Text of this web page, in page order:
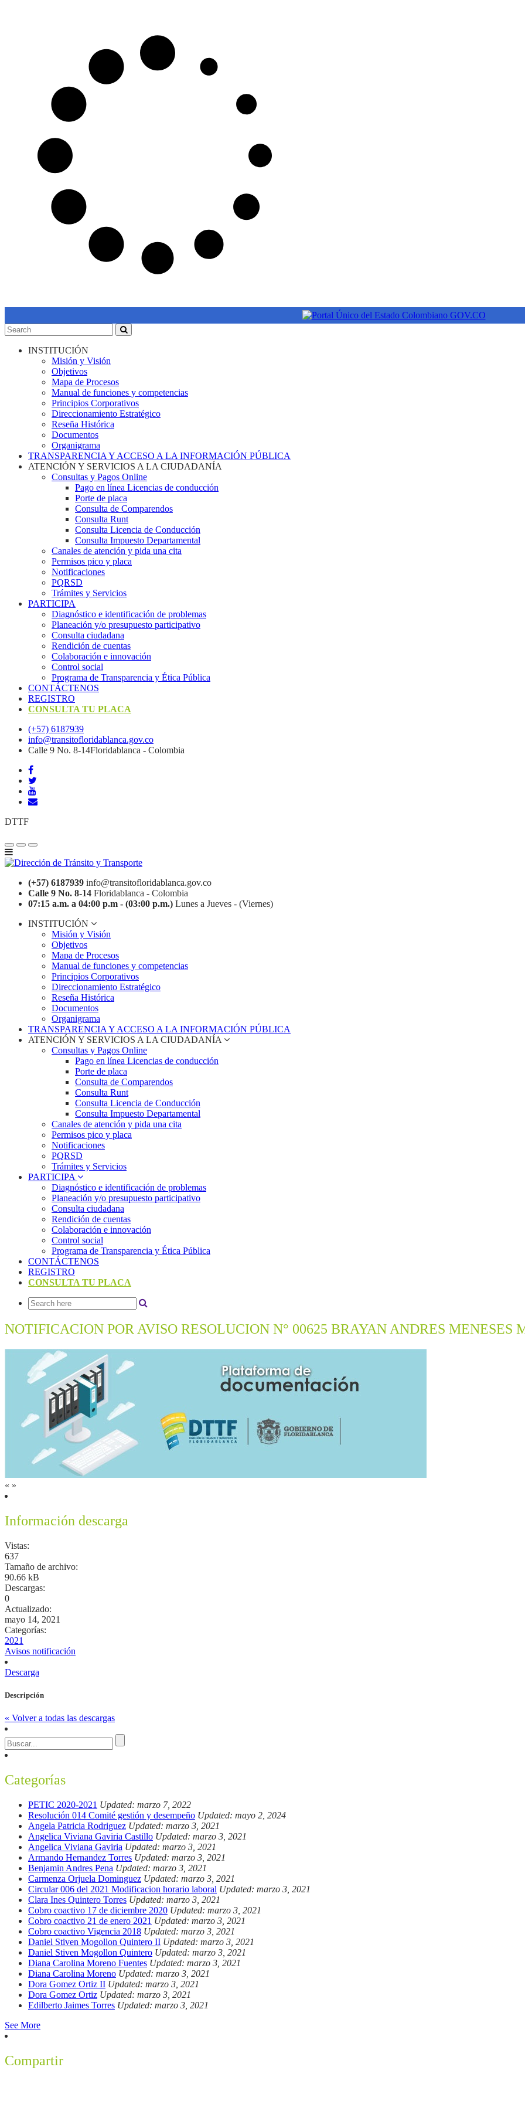
INSTITUCIÓN
Misión y Visión
Objetivos
Mapa de Procesos
Manual de funciones y competencias
Principios Corporativos
Direccionamiento Estratégico
Reseña Histórica
Documentos
Organigrama
TRANSPARENCIA Y ACCESO A LA INFORMACIÓN PÚBLICA
ATENCIÓN Y SERVICIOS A LA CIUDADANÍA
Consultas y Pagos Online
Pago en línea Licencias de conducción
Porte de placa
Consulta de Comparendos
Consulta Runt
Consulta Licencia de Conducción
Consulta Impuesto Departamental
Canales de atención y pida una cita
Permisos pico y placa
Notificaciones
PQRSD
Trámites y Servicios
PARTICIPA
Diagnóstico e identificación de problemas
Planeación y/o presupuesto participativo​
Consulta ciudadana
Rendición de cuentas
Colaboración e innovación
Control social
Programa de Transparencia y Ética Pública
CONTÁCTENOS
REGISTRO
CONSULTA TU PLACA
(+57) 6187939
info@transitofloridablanca.gov.co
Calle 9 No. 8-14Floridablanca - Colombia
DTTF
(+57) 6187939 info@transitofloridablanca.gov.co
Calle 9 No. 8-14 Floridablanca - Colombia
07:15 a.m. a 04:00 p.m - (03:00 p.m.) Lunes a Jueves - (Viernes)
INSTITUCIÓN
Misión y Visión
Objetivos
Mapa de Procesos
Manual de funciones y competencias
Principios Corporativos
Direccionamiento Estratégico
Reseña Histórica
Documentos
Organigrama
TRANSPARENCIA Y ACCESO A LA INFORMACIÓN PÚBLICA
ATENCIÓN Y SERVICIOS A LA CIUDADANÍA
Consultas y Pagos Online
Pago en línea Licencias de conducción
Porte de placa
Consulta de Comparendos
Consulta Runt
Consulta Licencia de Conducción
Consulta Impuesto Departamental
Canales de atención y pida una cita
Permisos pico y placa
Notificaciones
PQRSD
Trámites y Servicios
PARTICIPA
Diagnóstico e identificación de problemas
Planeación y/o presupuesto participativo​
Consulta ciudadana
Rendición de cuentas
Colaboración e innovación
Control social
Programa de Transparencia y Ética Pública
CONTÁCTENOS
REGISTRO
CONSULTA TU PLACA
NOTIFICACION POR AVISO RESOLUCION N° 00625 BRAYAN ANDRES MENESES
« »
Información descarga
Vistas:
637
Tamaño de archivo:
90.66 kB
Descargas:
0
Actualizado:
mayo 14, 2021
Categorías:
2021
Avisos notificación
Descarga
Descripción
« Volver a todas las descargas
Categorías
PETIC 2020-2021 Updated: marzo 7, 2022
Resolución 014 Comité gestión y desempeño Updated: mayo 2, 2024
Angela Patricia Rodriguez Updated: marzo 3, 2021
Angelica Viviana Gaviria Castillo Updated: marzo 3, 2021
Angelica Viviana Gaviria Updated: marzo 3, 2021
Armando Hernandez Torres Updated: marzo 3, 2021
Benjamin Andres Pena Updated: marzo 3, 2021
Carmenza Orjuela Dominguez Updated: marzo 3, 2021
Circular 006 del 2021 Modificacion horario laboral Updated: marzo 3, 2021
Clara Ines Quintero Torres Updated: marzo 3, 2021
Cobro coactivo 17 de diciembre 2020 Updated: marzo 3, 2021
Cobro coactivo 21 de enero 2021 Updated: marzo 3, 2021
Cobro coactivo Vigencia 2018 Updated: marzo 3, 2021
Daniel Stiven Mogollon Quintero II Updated: marzo 3, 2021
Daniel Stiven Mogollon Quintero Updated: marzo 3, 2021
Diana Carolina Moreno Fuentes Updated: marzo 3, 2021
Diana Carolina Moreno Updated: marzo 3, 2021
Dora Gomez Ortiz II Updated: marzo 3, 2021
Dora Gomez Ortiz Updated: marzo 3, 2021
Edilberto Jaimes Torres Updated: marzo 3, 2021
See More
Compartir